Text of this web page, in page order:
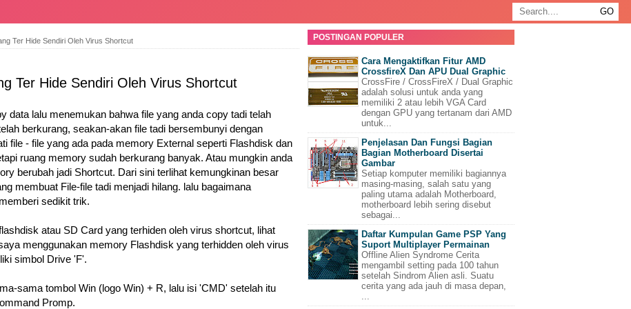
Ter Hide Sendiri Oleh Virus Shortcut
Ter Hide Sendiri Oleh Virus Shortcut
data lalu menemukan bahwa file yang anda copy tadi telah
berkurang, seakan-akan file tadi bersembunyi dengan
file - file yang ada pada memory External seperti Flashdisk dan
ruang memory sudah berkurang banyak. Atau mungkin anda
berubah jadi Shortcut. Dari sini terlihat kemungkinan besar
membuat File-file tadi menjadi hilang. lalu bagaimana
sedikit trik.
atau SD Card yang terhiden oleh virus shortcut, lihat
menggunakan memory Flashdisk yang terhidden oleh virus
simbol Drive 'F'.
sama tombol Win (logo Win) + R, lalu isi 'CMD' setelah itu
Promp.
POSTINGAN POPULER
Cara Mengaktifkan Fitur AMD
CrossfireX Dan APU Dual Graphic
CrossFire / CrossFireX / Dual Graphic
adalah solusi untuk anda yang
memiliki 2 atau lebih VGA Card
dengan GPU yang tertanam dari AMD
untuk...
Penjelasan Dan Fungsi Bagian
Bagian Motherboard Disertai
Gambar
Setiap komputer memiliki bagiannya
masing-masing, salah satu yang
paling utama adalah Motherboard,
motherboard lebih sering disebut
sebagai...
Daftar Kumpulan Game PSP Yang
Suport Multiplayer Permainan
Offline Alien Syndrome Cerita
mengambil setting pada 100 tahun
setelah Sindrom Alien asli. Suatu
cerita yang ada jauh di masa depan,
...